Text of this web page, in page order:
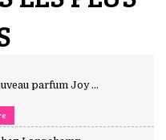
parfum Joy ...